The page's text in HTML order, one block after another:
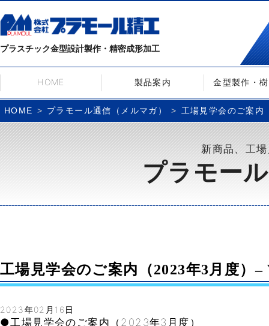
プラスチック金型設計製作・精密成形加工
HOME 製品案内 金型製作・
HOME プラモール通信（メルマガ） 工場見学会のご案
新商品、工
プラモー
工場見学会のご案内（2023年3月度）–
2023年02月16日
●工場見学会のご案内（2023年3月度）